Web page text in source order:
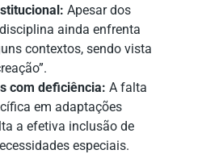
Apesar dos
ainda enfrenta
contextos, sendo vista
com deficiência: A falta
em adaptações
a efetiva inclusão de
especiais.